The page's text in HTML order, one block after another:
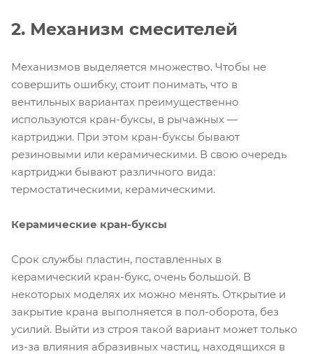
2. Механизм смесителей
Механизмов выделяется множество. Чтобы не
совершить ошибку, стоит понимать, что в
вентильных вариантах преимущественно
используются кран-буксы, в рычажных —
картриджи. При этом кран-буксы бывают
резиновыми или керамическими. В свою очередь
картриджи бывают различного вида:
термостатическими, керамическими.
Керамические кран-буксы
Срок службы пластин, поставленных в
керамический кран-букс, очень большой. В
некоторых моделях их можно менять. Открытие и
закрытие крана выполняется в пол-оборота, без
усилий. Выйти из строя такой вариант может только
из-за влияния абразивных частиц, находящихся в